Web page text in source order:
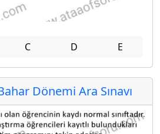
C D E
Dönemi Ara Sınavı